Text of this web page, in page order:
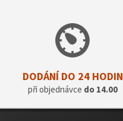
DODÁNÍ DO 24 HODIN
při objednávce do 14.00